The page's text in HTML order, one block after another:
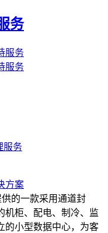
务
服务
服务
服务
方案
的一款采用通道封
机柜、配电、制冷、监
的小型数据中心，为客